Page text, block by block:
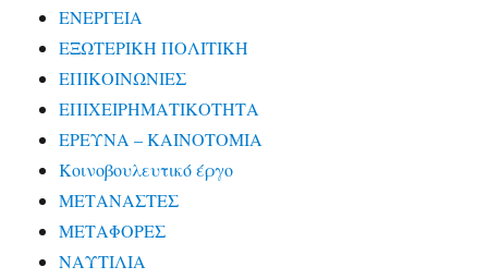
ΕΝΕΡΓΕΙΑ
ΕΞΩΤΕΡΙΚΗ ΠΟΛΙΤΙΚΗ
ΕΠΙΚΟΙΝΩΝΙΕΣ
ΕΠΙΧΕΙΡΗΜΑΤΙΚΟΤΗΤΑ
ΕΡΕΥΝΑ – ΚΑΙΝΟΤΟΜΙΑ
Κοινοβουλευτικό έργο
ΜΕΤΑΝΑΣΤΕΣ
ΜΕΤΑΦΟΡΕΣ
ΝΑΥΤΙΛΙΑ